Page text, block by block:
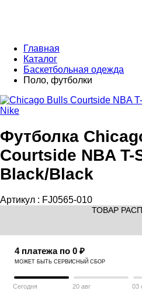
Главная
Каталог
Баскетбольная одежда
Поло, футболки
Nike
Футболка
Courtside NBA T-
Black/Black
Артикул : FJ0565-010
ТОВАР
4 платежа по 0 ₽
МОЖЕТ БЫТЬ СЕРВИСНЫЙ СБОР
Сегодня 20 авг 03